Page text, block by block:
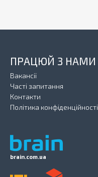
brain.com.ua
ПРАЦЮЙ З НАМИ
Вакансії
Часті запитання
Контакти
Політика конфіденційності